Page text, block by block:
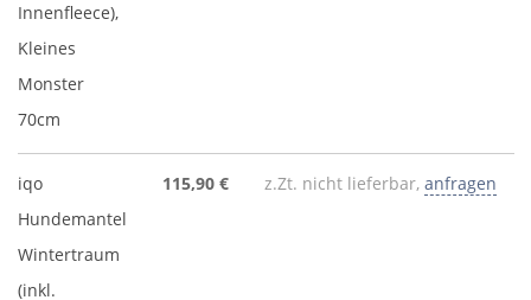
Innenfleece),
Kleines
Monster
70cm
iqo
Hundemantel
Wintertraum
(inkl.
115,90 € z.Zt. nicht lieferbar, anfragen